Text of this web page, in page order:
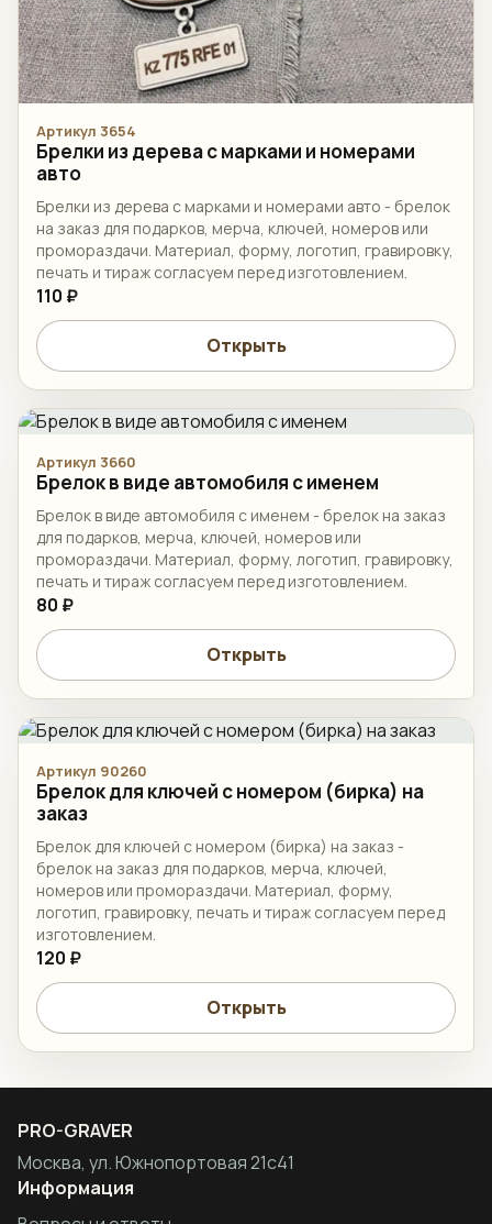
Артикул 3654
Брелки из дерева с марками и номерами
авто
Брелки из дерева с марками и номерами авто - брелок
на заказ для подарков, мерча, ключей, номеров или
промораздачи. Материал, форму, логотип, гравировку,
печать и тираж согласуем перед изготовлением.
110 ₽
Открыть
Артикул 3660
Брелок в виде автомобиля с именем
Брелок в виде автомобиля с именем - брелок на заказ
для подарков, мерча, ключей, номеров или
промораздачи. Материал, форму, логотип, гравировку,
печать и тираж согласуем перед изготовлением.
80 ₽
Открыть
Артикул 90260
Брелок для ключей с номером (бирка) на
заказ
Брелок для ключей с номером (бирка) на заказ -
брелок на заказ для подарков, мерча, ключей,
номеров или промораздачи. Материал, форму,
логотип, гравировку, печать и тираж согласуем перед
изготовлением.
120 ₽
Открыть
PRO-GRAVER
Москва, ул. Южнопортовая 21с41
Информация